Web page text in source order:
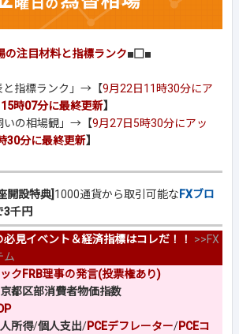
の注目材料と指標ランク■□■
指標ランク」→【9月22日11時30分にア
時07分に最終更新】
いの相場観」→【9月27日5時30分にアッ
30分に最終更新】
開設特典] 1000通貨から取引可能な FXブロ
3千円
必見イベント＆経済指標はコレだ！！ >>FX
ム
クFRB理事の発言(投票権あり)
京都区部消費者物価指数
所得/個人支出/PCEデフレーター/PCEコ